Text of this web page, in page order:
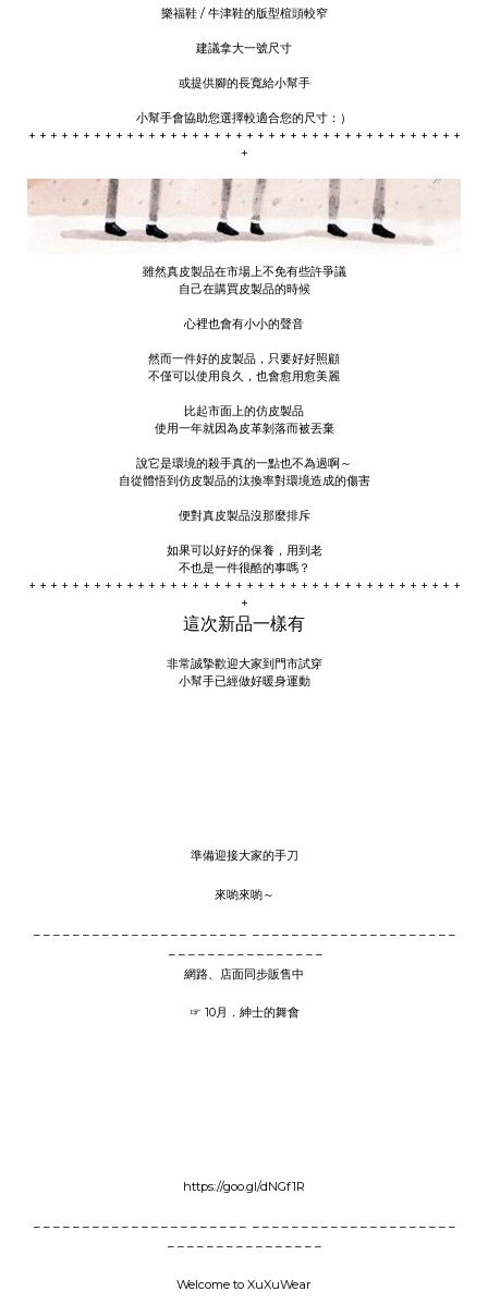
樂福鞋 / 牛津鞋的版型楦頭較窄
建議拿大一號尺寸
或提供腳的長寬給小幫手
小幫手會協助您選擇較適合您的尺寸：）
+ + + + + + + + + + + + + + + + + + + + + + + + + + + + + + + + + + + + + + + +
+
雖然真皮製品在市場上不免有些許爭議
自己在購買皮製品的時候
心裡也會有小小的聲音
然而一件好的皮製品，只要好好照顧
不僅可以使用良久，也會愈用愈美麗
比起市面上的仿皮製品
使用一年就因為皮革剝落而被丟棄
說它是環境的殺手真的一點也不為過啊～
自從體悟到仿皮製品的汰換率對環境造成的傷害
便對真皮製品沒那麼排斥
如果可以好好的保養，用到老
不也是一件很酷的事嗎？
+ + + + + + + + + + + + + + + + + + + + + + + + + + + + + + + + + + + + + + + +
+
這次新品一樣有
非常誠摯歡迎大家到門市試穿
小幫手已經做好暖身運動
準備迎接大家的手刀
來喲來喲～
– – – – – – – – – – – – – – – – – – – – – – – – – – – – – – – – – – – – – – – – – – –
– – – – – – – – – – – – – – – –
網路、店面同步販售中
☞ 10月．紳士的舞會
https://goo.gl/dNGf1R
– – – – – – – – – – – – – – – – – – – – – – – – – – – – – – – – – – – – – – – – – – –
– – – – – – – – – – – – – – – –
Welcome to XuXuWear